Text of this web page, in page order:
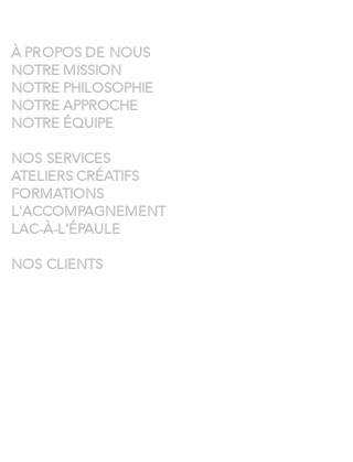
À PROPOS DE NOUS
NOTRE MISSION
NOTRE PHILOSOPHIE
NOTRE APPROCHE
NOTRE ÉQUIPE
NOS SERVICES
ATELIERS CRÉATIFS
FORMATIONS
L'ACCOMPAGNEMENT
LAC-À-L'ÉPAULE
NOS CLIENTS